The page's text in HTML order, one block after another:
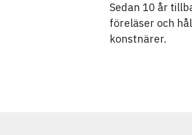
Sedan 10 år
föreläser och
konstnärer.